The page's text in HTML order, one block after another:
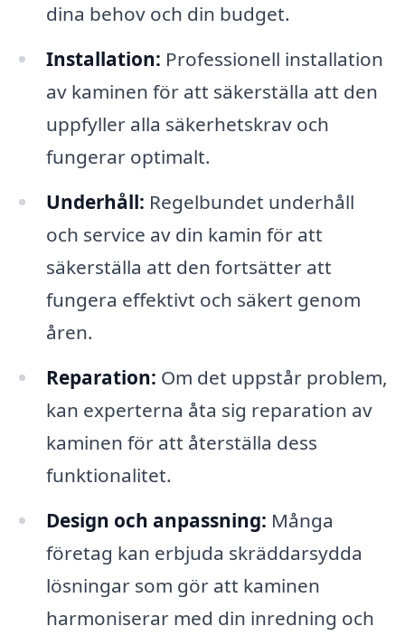
dina behov och din budget.
Installation: Professionell installation
av kaminen för att säkerställa att den
uppfyller alla säkerhetskrav och
fungerar optimalt.
Underhåll: Regelbundet underhåll
och service av din kamin för att
säkerställa att den fortsätter att
fungera effektivt och säkert genom
åren.
Reparation: Om det uppstår problem,
kan experterna åta sig reparation av
kaminen för att återställa dess
funktionalitet.
Design och anpassning: Många
företag kan erbjuda skräddarsydda
lösningar som gör att kaminen
harmoniserar med din inredning och